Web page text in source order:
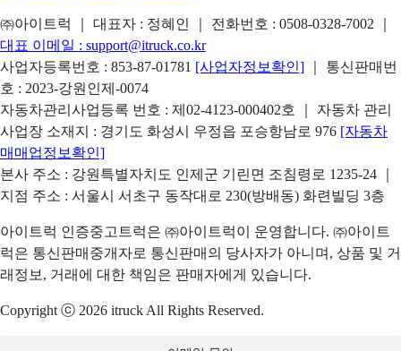
㈜아이트럭 ｜ 대표자 : 정혜인 ｜ 전화번호 : 0508-0328-7002
대표 이메일 : support@itruck.co.kr
사업자등록번호 : 853-87-01781 [사업자정보확인]
｜ 통신판매번
호 : 2023-강원인제-0074
자동차관리사업등록 번호 : 제02-4123-000402호 ｜ 자동차 관리
사업장 소재지 : 경기도 화성시 우정읍 포승항남로 976 [자동차
매매업정보확인]
본사 주소 : 강원특별자치도 인제군 기린면 조침령로 1235-24 ｜
지점 주소 : 서울시 서초구 동작대로 230(방배동) 화련빌딩 3층
아이트럭 인증중고트럭은 ㈜아이트럭이 운영합니다. ㈜아이트
럭은 통신판매중개자로 통신판매의 당사자가 아니며, 상품 및 거
래정보, 거래에 대한 책임은 판매자에게 있습니다.
Copyright ⓒ 2026 itruck All Rights Reserved.